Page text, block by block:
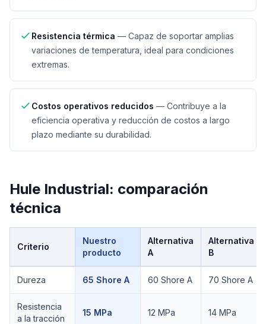
Resistencia térmica — Capaz de soportar amplias
variaciones de temperatura, ideal para condiciones
extremas.
Costos operativos reducidos — Contribuye a la
eficiencia operativa y reducción de costos a largo
plazo mediante su durabilidad.
Hule Industrial: comparación
técnica
Criterio
Nuestro
producto
Alternativa
A
Alternativa
B
Dureza 65 Shore A 60 Shore A 70 Shore A
Resistencia
a la tracción
15 MPa 12 MPa 14 MPa